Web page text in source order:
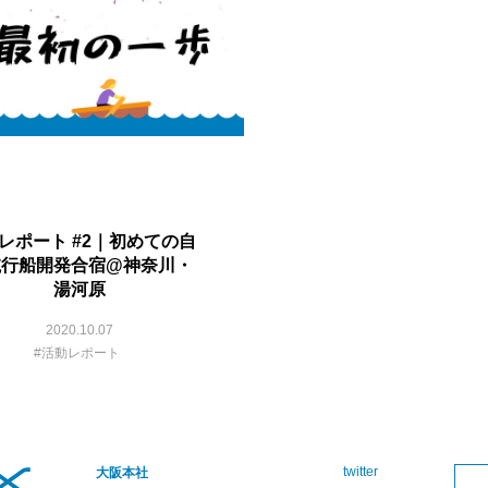
ポート #2｜初めての自
船開発合宿@神奈川・
湯河原
2020.10.07
#活動レポート
大阪本社
twitter